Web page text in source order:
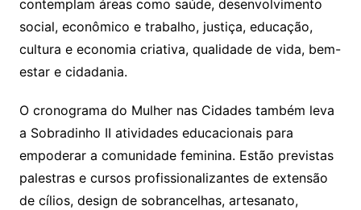
contemplam áreas como saúde, desenvolvimento
social, econômico e trabalho, justiça, educação,
cultura e economia criativa, qualidade de vida, bem-
estar e cidadania.
O cronograma do Mulher nas Cidades também leva
a Sobradinho II atividades educacionais para
empoderar a comunidade feminina. Estão previstas
palestras e cursos profissionalizantes de extensão
de cílios, design de sobrancelhas, artesanato,